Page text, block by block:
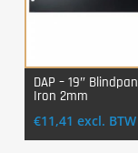
Login Voor
DAP – 19″
Iron 2mm
€11,41 excl. BTW